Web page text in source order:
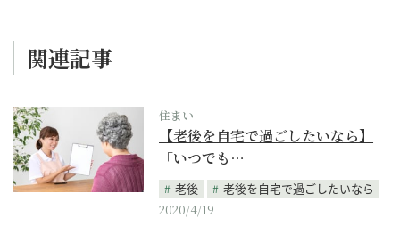
関連記事
住まい
【老後を自宅で過ごしたいなら】
「いつでも…
老後
老後を自宅で過ごしたいなら
2020/4/19